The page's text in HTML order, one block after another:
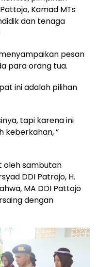
Kamad MTs
dan tenaga
pesan
para orang tua.
ini adalah pilihan
tapi karena ini
keberkahan, ”
oleh sambutan
DDI Patrojo, H.
MA DDI Pattojo
dengan